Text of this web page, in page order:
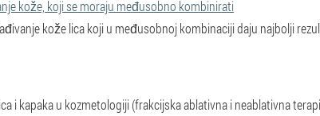
kože, koji se moraju međusobno kombinirati
kože lica koji u međusobnoj kombinaciji daju najbolji
i kapaka u kozmetologiji (frakcijska ablativna i neablativna